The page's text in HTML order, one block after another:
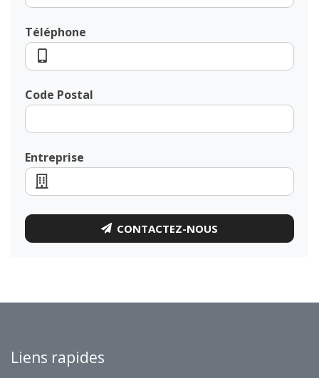
Téléphone
Code Postal
Entreprise
CONTACTEZ-NOUS
Liens rapides